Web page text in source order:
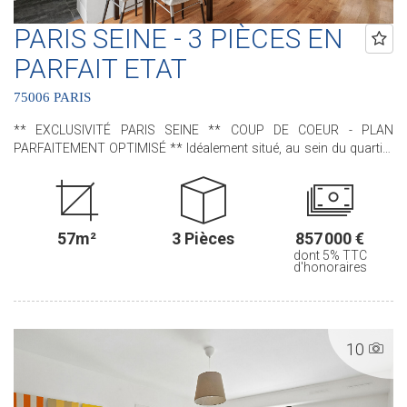
PARIS SEINE - 3 PIÈCES EN
PARFAIT ETAT
75006 PARIS
** EXCLUSIVITÉ PARIS SEINE ** COUP DE COEUR - PLAN
PARFAITEMENT OPTIMISÉ ** Idéalement situé, au sein du quartier
proposer, cet appartement au sein d'une copropriété ancienne.
D'une superficie de 57,23 m² loi Carrez, au 1er étage, il comprend :
une entrée, un très beau séjour/salle à manger, une cuisine ouverte
aménagée, deux chambres et une salle de bains avec un water-
arrondissement : Agence Cherche-Midi - 59 rue du Cherche-Midi -
PARIS 6 Agence Sèvres/Vaneau - 85 rue de Sèvres - PARIS 6
Agence Rennes/Saint-Germain - 83 rue de Rennes - PARIS 6
(ACHAT - VENTE - LOCATION - GESTION - SUCCESSION -
ÉVALUATION OFFERTE SOUS 24 H).
57m² 3 Pièces 857 000 €
dont 5% TTC
d'honoraires
10